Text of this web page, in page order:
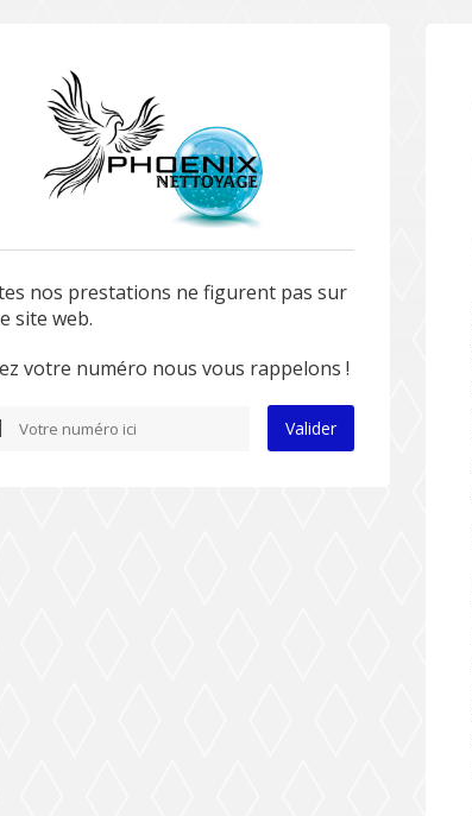
nos prestations ne figurent pas sur
site web.
votre numéro nous vous rappelons !
Valider